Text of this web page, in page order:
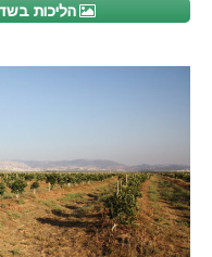
הליכות